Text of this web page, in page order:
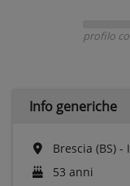
profilo
Info generiche
Brescia (BS) -
53 anni